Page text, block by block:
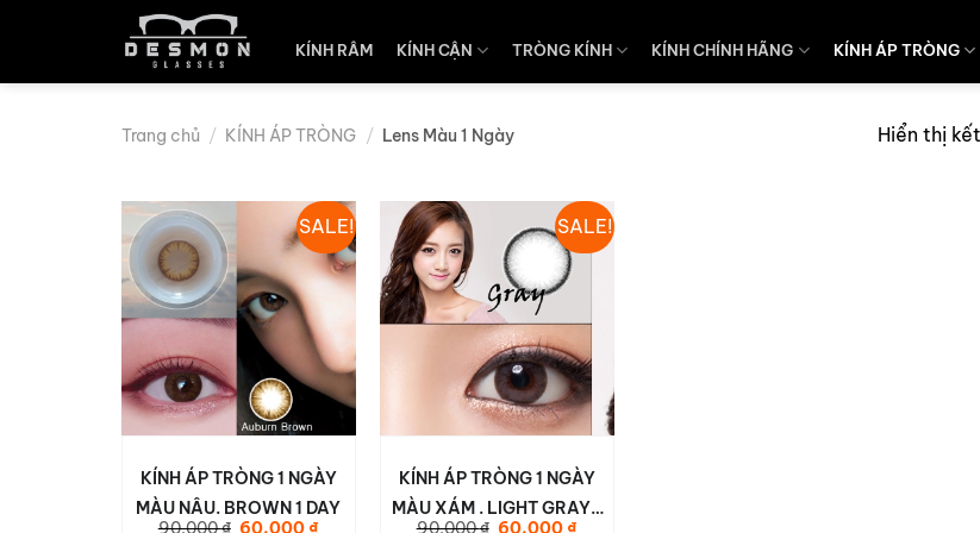
KÍNH RÂM KÍNH CẬN TRÒNG KÍNH KÍNH CHÍNH HÃNG KÍNH ÁP TRÒNG
Trang chủ / KÍNH ÁP TRÒNG / Lens Màu 1 Ngày Hiển thị
SALE!
KÍNH ÁP TRÒNG 1 NGÀY
MÀU NÂU. BROWN 1 DAY
90.000₫ Giá
60.000₫Giá
SALE!
KÍNH ÁP TRÒNG 1 NGÀY
MÀU XÁM . LIGHT GRAY 1
90.000₫ Giá
60.000₫Giá